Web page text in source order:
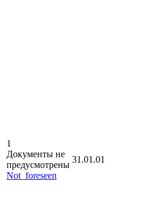
1
Документы не
предусмотрены
Not_foreseen
31.01.01